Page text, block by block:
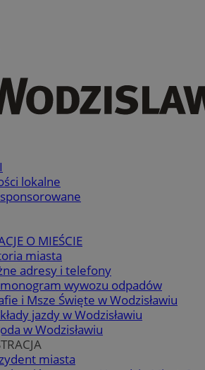
lokalne
O MIEŚCIE
miasta
adresy i telefony
wywozu odpadów
i Msze Święte w Wodzisławiu
jazdy w Wodzisławiu
w Wodzisławiu
miasta